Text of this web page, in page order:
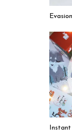
Instant